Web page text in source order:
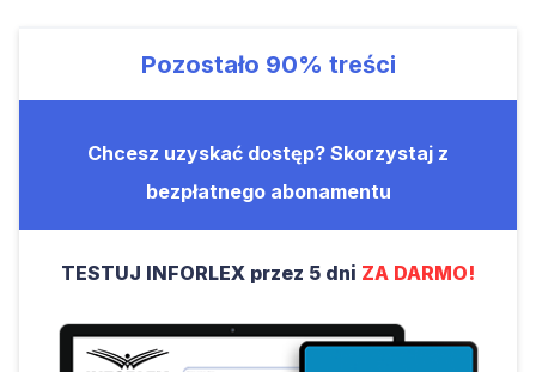
Pozostało 90% treści
Chcesz uzyskać dostęp? Skorzystaj z
bezpłatnego abonamentu
TESTUJ INFORLEX przez 5 dni ZA DARMO!